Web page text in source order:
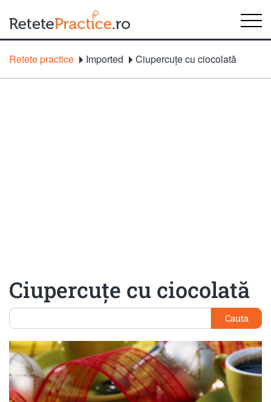
Retete practice Imported Ciupercuţe cu ciocolată
Ciupercuţe cu ciocolată
Cauta